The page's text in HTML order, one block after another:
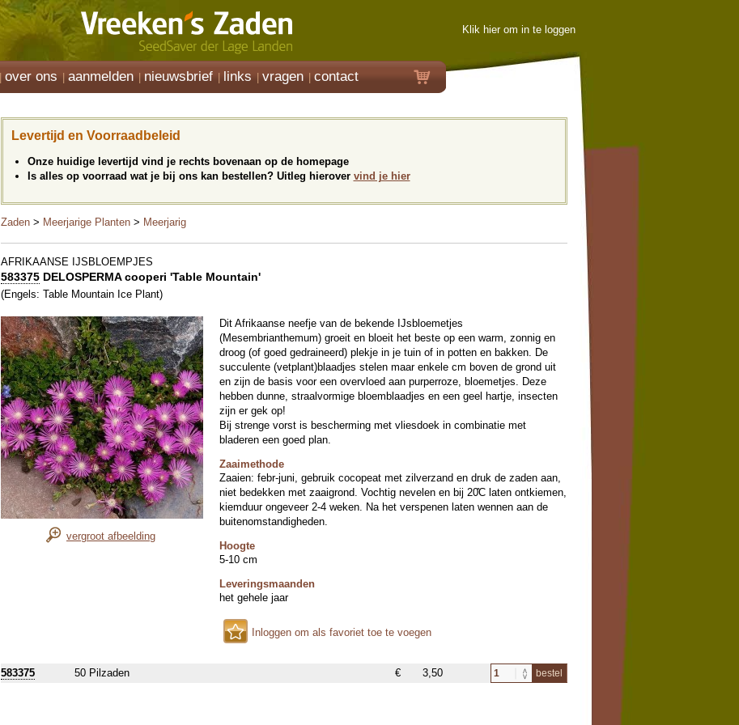
Klik hier om in te loggen
over ons aanmelden nieuwsbrief links vragen contact
Levertijd en Voorraadbeleid
Onze huidige levertijd vind je rechts bovenaan op de homepage
Is alles op voorraad wat je bij ons kan bestellen? Uitleg hierover vind je hier
Zaden > Meerjarige Planten > Meerjarig
AFRIKAANSE IJSBLOEMPJES
583375 DELOSPERMA cooperi 'Table Mountain'
(Engels: Table Mountain Ice Plant)
vergroot afbeelding
Dit Afrikaanse neefje van de bekende IJsbloemetjes
(Mesembrianthemum) groeit en bloeit het beste op een warm, zonnig en
droog (of goed gedraineerd) plekje in je tuin of in potten en bakken. De
succulente (vetplant)blaadjes stelen maar enkele cm boven de grond uit
en zijn de basis voor een overvloed aan purperroze, bloemetjes. Deze
hebben dunne, straalvormige bloemblaadjes en een geel hartje, insecten
zijn er gek op!
Bij strenge vorst is bescherming met vliesdoek in combinatie met
bladeren een goed plan.
Zaaimethode
Zaaien: febr-juni, gebruik cocopeat met zilverzand en druk de zaden aan,
niet bedekken met zaaigrond. Vochtig nevelen en bij 20̊C laten ontkiemen,
kiemduur ongeveer 2-4 weken. Na het verspenen laten wennen aan de
buitenomstandigheden.
Hoogte
5-10 cm
Leveringsmaanden
het gehele jaar
Inloggen om als favoriet toe te voegen
583375 50 Pilzaden € 3,50 bestel